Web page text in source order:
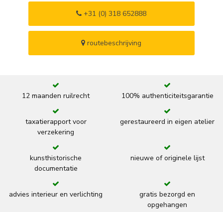
+31 (0) 318 652888
routebeschrijving
12 maanden ruilrecht 100% authenticiteitsgarantie
taxatierapport voor
verzekering
gerestaureerd in eigen atelier
kunsthistorische
documentatie
nieuwe of originele lijst
advies interieur en verlichting
gratis bezorgd en
opgehangen